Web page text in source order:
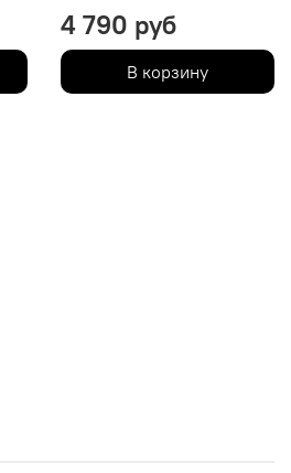
4 790 руб
В корзину